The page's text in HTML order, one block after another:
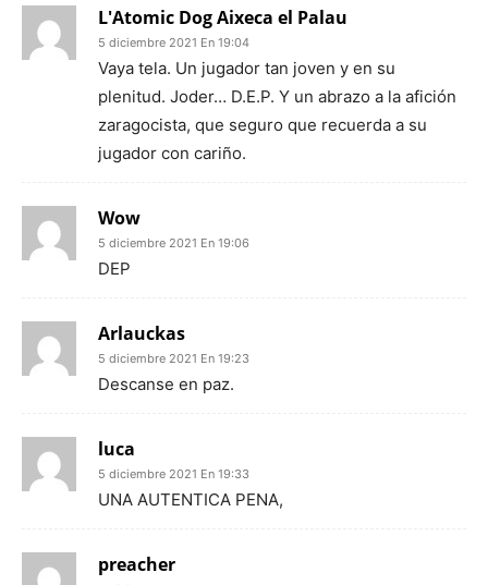
L'Atomic Dog Aixeca el Palau
5 diciembre 2021 En 19:04
Vaya tela. Un jugador tan joven y en su
plenitud. Joder… D.E.P. Y un abrazo a la afición
zaragocista, que seguro que recuerda a su
jugador con cariño.
Wow
5 diciembre 2021 En 19:06
DEP
Arlauckas
5 diciembre 2021 En 19:23
Descanse en paz.
luca
5 diciembre 2021 En 19:33
UNA AUTENTICA PENA,
preacher